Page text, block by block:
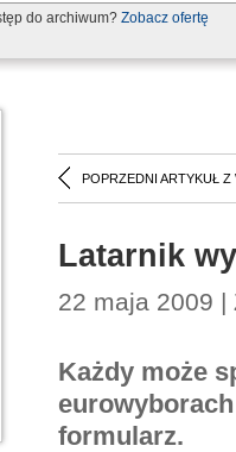
do archiwum? Zobacz ofertę
POPRZEDNI ARTYKUŁ Z
Latarnik
22 maja 2009 |
Każdy może
formularz.